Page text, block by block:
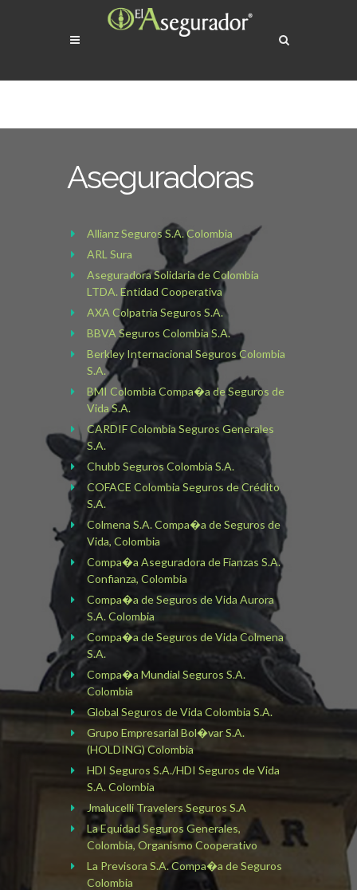
Aseguradoras
Allianz Seguros S.A. Colombia
ARL Sura
Aseguradora Solidaria de Colombia
LTDA. Entidad Cooperativa
AXA Colpatria Seguros S.A.
BBVA Seguros Colombia S.A.
Berkley Internacional Seguros Colombia
S.A.
BMI Colombia Compa�a de Seguros de
Vida S.A.
CARDIF Colombia Seguros Generales
S.A.
Chubb Seguros Colombia S.A.
COFACE Colombia Seguros de Crédito
S.A.
Colmena S.A. Compa�a de Seguros de
Vida, Colombia
Compa�a Aseguradora de Fianzas S.A.
Confianza, Colombia
Compa�a de Seguros de Vida Aurora
S.A. Colombia
Compa�a de Seguros de Vida Colmena
S.A.
Compa�a Mundial Seguros S.A.
Colombia
Global Seguros de Vida Colombia S.A.
Grupo Empresarial Bol�var S.A.
(HOLDING) Colombia
HDI Seguros S.A./HDI Seguros de Vida
S.A. Colombia
Jmalucelli Travelers Seguros S.A
La Equidad Seguros Generales,
Colombia, Organismo Cooperativo
La Previsora S.A. Compa�a de Seguros
Colombia